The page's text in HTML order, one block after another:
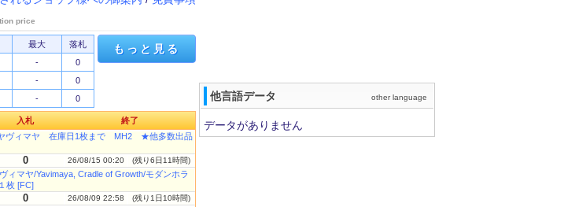
他言語データ other language
データがありません
price
最大
落札
-
0
-
0
- 0
もっと見る
入札 終了
ヴィマヤ 在庫日1枚まで MH2 ★他多数出品
0 26/08/15 00:20 (残り6日11時間)
ィマヤ/Yavimaya, Cradle of Growth/モダンホラ
枚 [FC]
0 26/08/09 22:58 (残り1日10時間)